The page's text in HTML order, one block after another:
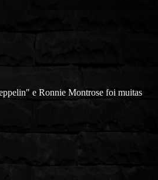
e Ronnie Montrose foi muitas